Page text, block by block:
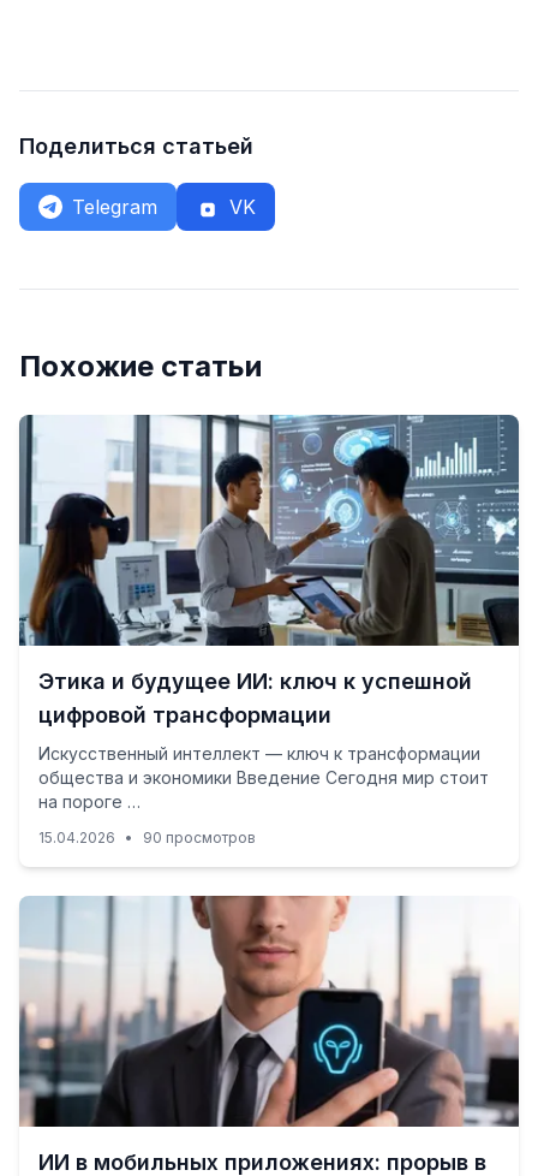
Поделиться статьей
Telegram VK
Похожие статьи
Этика и будущее ИИ: ключ к успешной
цифровой трансформации
Искусственный интеллект — ключ к трансформации
общества и экономики Введение Сегодня мир стоит
на пороге …
15.04.2026 • 90 просмотров
ИИ в мобильных приложениях: прорыв в